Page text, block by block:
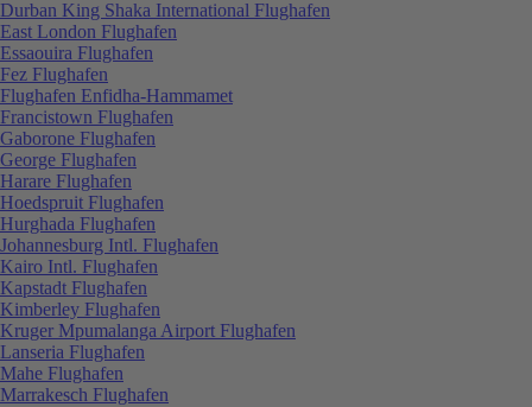
Durban King Shaka International Flughafen
East London Flughafen
Essaouira Flughafen
Fez Flughafen
Flughafen Enfidha-Hammamet
Francistown Flughafen
Gaborone Flughafen
George Flughafen
Harare Flughafen
Hoedspruit Flughafen
Hurghada Flughafen
Johannesburg Intl. Flughafen
Kairo Intl. Flughafen
Kapstadt Flughafen
Kimberley Flughafen
Kruger Mpumalanga Airport Flughafen
Lanseria Flughafen
Mahe Flughafen
Marrakesch Flughafen